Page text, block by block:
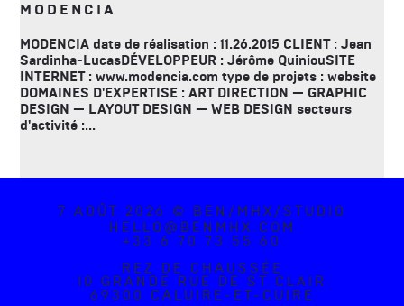
MODENCIA
MODENCIA date de réalisation : 11.26.2015 CLIENT : Jean
Sardinha-LucasDÉVELOPPEUR : Jérôme QuiniouSITE
INTERNET : www.modencia.com type de projets : website
DOMAINES D'EXPERTISE : ART DIRECTION — GRAPHIC
DESIGN — LAYOUT DESIGN — WEB DESIGN secteurs
d'activité :...
7 AOÛT 2026 © BEN/MHX/STUDIO
HELLO@BENMHX.COM
+33 6 70 73 55 60
REZ DE CHAUSSÉE
10 GRANDE RUE DE ST CLAIR
69300 CALUIRE-ET-CUIRE